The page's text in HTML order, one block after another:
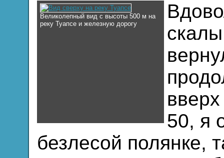
Великолепный вид с высоты 500 м на
реку Туапсе и железную дорогу
50, я
безлесой полянке,